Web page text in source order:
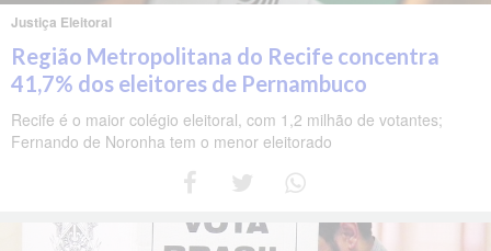
Justiça Eleitoral
Região Metropolitana do Recife concentra
41,7% dos eleitores de Pernambuco
Recife é o maior colégio eleitoral, com 1,2 milhão de votantes;
Fernando de Noronha tem o menor eleitorado